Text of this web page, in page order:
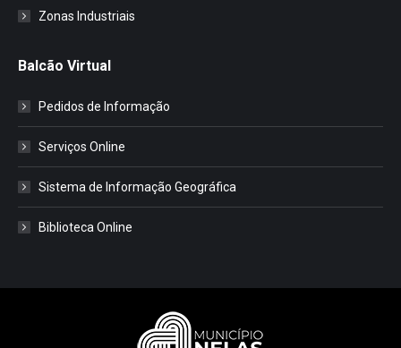
Zonas Industriais
Balcão Virtual
Pedidos de Informação
Serviços Online
Sistema de Informação Geográfica
Biblioteca Online